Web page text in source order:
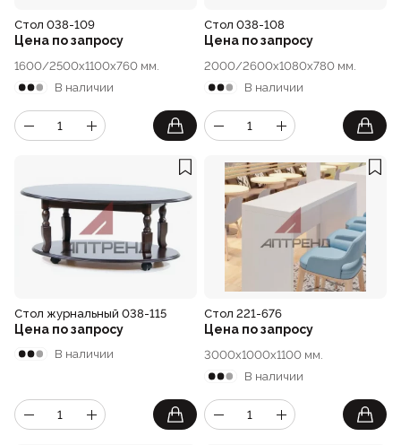
Стол 038-109
Цена по запросу
1600/2500x1100x760 мм.
В наличии
Стол 038-108
Цена по запросу
2000/2600x1080x780 мм.
В наличии
Стол журнальный 038-115
Цена по запросу
В наличии
Стол 221-676
Цена по запросу
3000x1000x1100 мм.
В наличии
Барные
Под старину
Для летнего кафе
На металлокаркасе
Пластиковые
Круглые
Лофт
Дизайнерские
Банкетные
Для фудкорта
Для гостиниц
Для летнего кафе
Складные стулья
Складные столы
Стойки
Предметы интерьера
Подушки
Скамейки
Сцены и танцполы
Урны для фудкорта
Пластиковая мебель